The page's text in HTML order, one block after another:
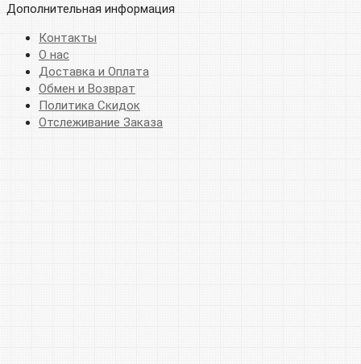
Дополнительная информация
Контакты
О нас
Доставка и Оплата
Обмен и Возврат
Политика Скидок
Отслеживание Заказа